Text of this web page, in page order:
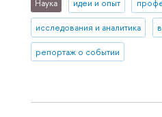
Наука идеи и опыт
исследования и аналитика
репортаж о событии